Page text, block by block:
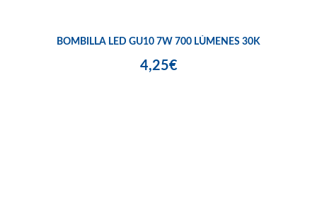
BOMBILLA LED GU10 7W 700 LÚMENES 30K
4,25€